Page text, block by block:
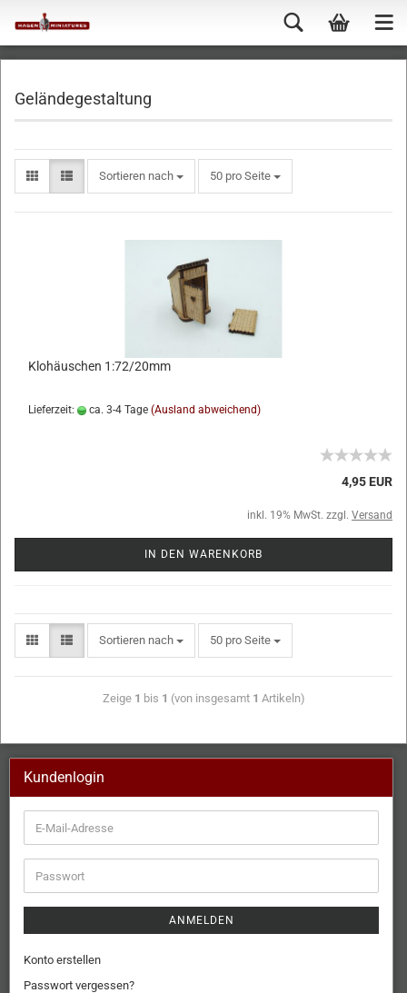
Geländegestaltung
Sortieren nach 50 pro Seite
Klohäuschen 1:72/20mm
Lieferzeit: ca. 3-4 Tage (Ausland abweichend)
4,95 EUR
inkl. 19% MwSt. zzgl. Versand
IN DEN WARENKORB
Sortieren nach 50 pro Seite
Zeige 1 bis 1 (von insgesamt 1 Artikeln)
Kundenlogin
ANMELDEN
Konto erstellen
Passwort vergessen?